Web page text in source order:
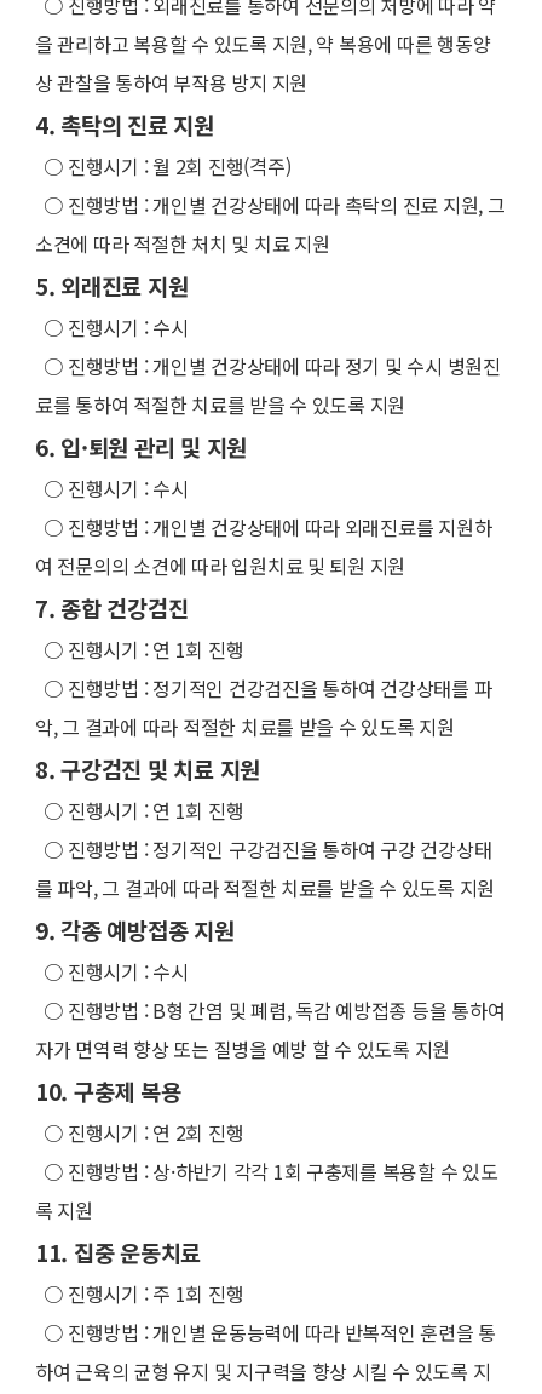
을 관리하고 복용할 수 있도록 지원, 약 복용에 따른 행동양
상 관찰을 통하여 부작용 방지 지원
4. 촉탁의 진료 지원
○ 진행시기 : 월 2회 진행(격주)
○ 진행방법 : 개인별 건강상태에 따라 촉탁의 진료 지원, 그
소견에 따라 적절한 처치 및 치료 지원
5. 외래진료 지원
○ 진행시기 : 수시
○ 진행방법 : 개인별 건강상태에 따라 정기 및 수시 병원진
료를 통하여 적절한 치료를 받을 수 있도록 지원
6. 입·퇴원 관리 및 지원
○ 진행시기 : 수시
○ 진행방법 : 개인별 건강상태에 따라 외래진료를 지원하
여 전문의의 소견에 따라 입원치료 및 퇴원 지원
7. 종합 건강검진
○ 진행시기 : 연 1회 진행
○ 진행방법 : 정기적인 건강검진을 통하여 건강상태를 파
악, 그 결과에 따라 적절한 치료를 받을 수 있도록 지원
8. 구강검진 및 치료 지원
○ 진행시기 : 연 1회 진행
○ 진행방법 : 정기적인 구강검진을 통하여 구강 건강상태
를 파악, 그 결과에 따라 적절한 치료를 받을 수 있도록 지원
9. 각종 예방접종 지원
○ 진행시기 : 수시
○ 진행방법 : B형 간염 및 폐렴, 독감 예방접종 등을 통하여
자가 면역력 향상 또는 질병을 예방 할 수 있도록 지원
10. 구충제 복용
○ 진행시기 : 연 2회 진행
○ 진행방법 : 상·하반기 각각 1회 구충제를 복용할 수 있도
록 지원
11. 집중 운동치료
○ 진행시기 : 주 1회 진행
○ 진행방법 : 개인별 운동능력에 따라 반복적인 훈련을 통
하여 근육의 균형 유지 및 지구력을 향상 시킬 수 있도록 지